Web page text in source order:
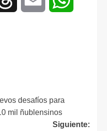
desafíos para
mil ñublensinos
Siguiente: